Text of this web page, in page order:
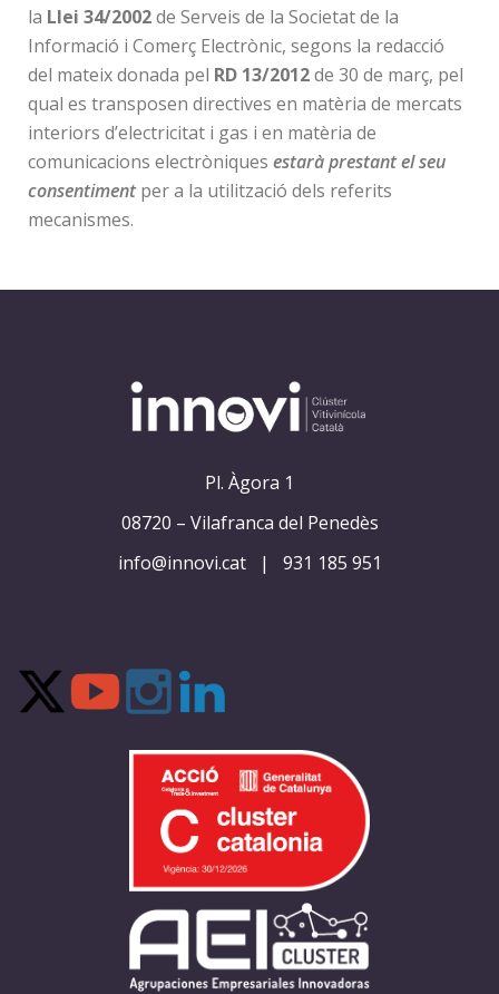
la Llei 34/2002de Serveis de la Societat de la
Informació i Comerç Electrònic, segons la redacció
del mateix donada pel RD 13/2012de 30 de març, pel
qual es transposen directives en matèria de mercats
interiors d’electricitat i gas i en matèria de
comunicacions electròniques estarà prestant el seu
consentiment per a la utilització dels referits
mecanismes.
Pl. Àgora 1
08720 – Vilafranca del Penedès
info@innovi.cat
| 931 185 951